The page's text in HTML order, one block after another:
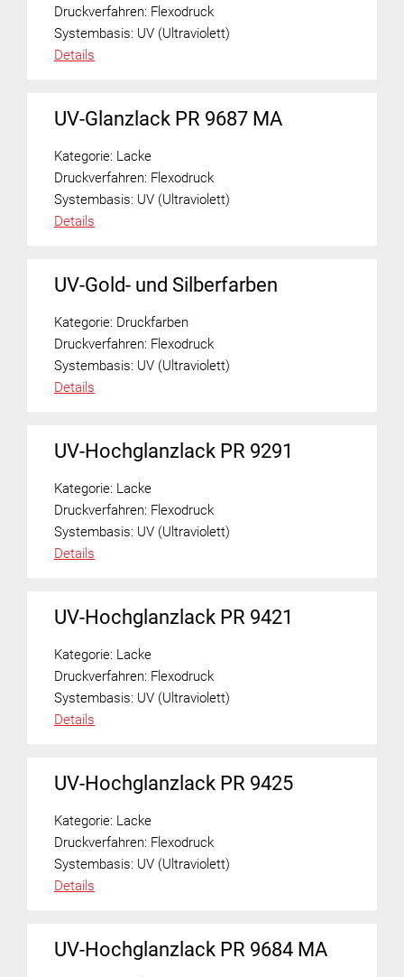
Druckverfahren: Flexodruck
Systembasis: UV (Ultraviolett)
Details
UV-Glanzlack PR 9687 MA
Kategorie: Lacke
Druckverfahren: Flexodruck
Systembasis: UV (Ultraviolett)
Details
UV-Gold- und Silberfarben
Kategorie: Druckfarben
Druckverfahren: Flexodruck
Systembasis: UV (Ultraviolett)
Details
UV-Hochglanzlack PR 9291
Kategorie: Lacke
Druckverfahren: Flexodruck
Systembasis: UV (Ultraviolett)
Details
UV-Hochglanzlack PR 9421
Kategorie: Lacke
Druckverfahren: Flexodruck
Systembasis: UV (Ultraviolett)
Details
UV-Hochglanzlack PR 9425
Kategorie: Lacke
Druckverfahren: Flexodruck
Systembasis: UV (Ultraviolett)
Details
UV-Hochglanzlack PR 9684 MA